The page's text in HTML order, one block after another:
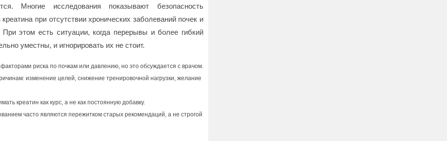
Многие исследования показывают безопасность
при отсутствии хронических заболеваний почек и
этом есть ситуации, когда перерывы и более гибкий
уместны, и игнорировать их не стоит.
риска по почкам или давлению, но это обсуждается с врачом.
изменение целей, снижение тренировочной нагрузки, желание
креатин как курс, а не как постоянную добавку.
часто являются пережитком старых рекомендаций, а не строгой